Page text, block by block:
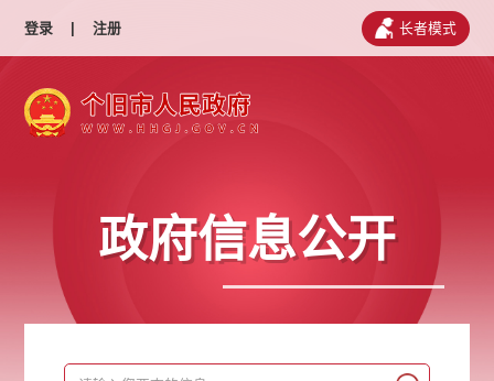
登录 | 注册 长者模式
政府信息公开